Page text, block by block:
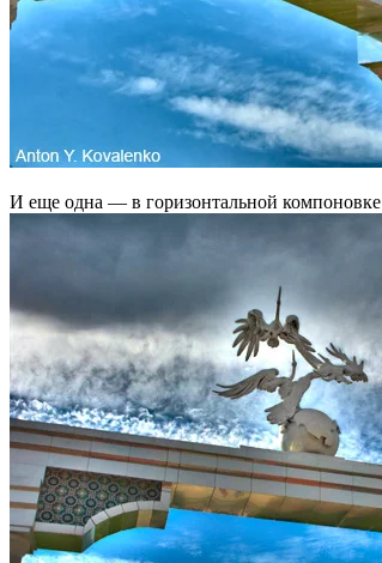
И еще одна — в горизонтальной компоновке